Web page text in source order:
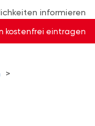
informieren
kostenfrei eintragen
>